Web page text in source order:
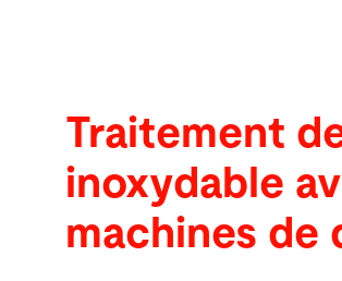
Traitement
inoxydable
machines de